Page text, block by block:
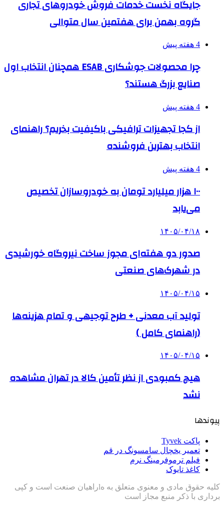
جایگاه نخست خدمات فروش خودروهای تجاری
گروه بهمن برای هفتمین سال متوالی
4 هفته پیش
چرا محصولات جوشکاری ESAB همچنان انتخاب اول
صنایع بزرگ هستند؟
4 هفته پیش
از کجا تجهیزات ترافیکی باکیفیت بخریم؟ راهنمای
انتخاب بهترین فروشنده
4 هفته پیش
۱۰۰ هزار میلیارد تومان به خودروسازان تخصیص
می‌یابد
۱۴۰۵/۰۴/۱۸
صدور دو هفته‌ای مجوز ساخت نیروگاه خورشیدی
در شهرک‌های صنعتی
۱۴۰۵/۰۴/۱۵
تولید آب معدنی + طرح توجیهی و تمام هزینه‌ها
(راهنمای کامل )
۱۴۰۵/۰۴/۱۵
هیچ کمبودی از نظر تأمین کالا در تهران مشاهده
نشد
پیوندها
پاکت Tyvek
تعمیر یخچال سامسونگ در قم
فیلم ترموفرمینگ نرم
کاغذ تایوک
کلیه حقوق مادی و معنوی متعلق به هlراهیان صنعت است و کپی
برداری با ذکر منبع مجاز است